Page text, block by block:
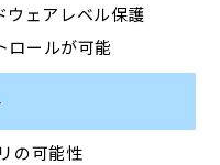
ウェアレベル保護
ロールが可能
の可能性